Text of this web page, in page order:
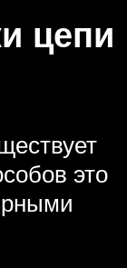
цепи
это